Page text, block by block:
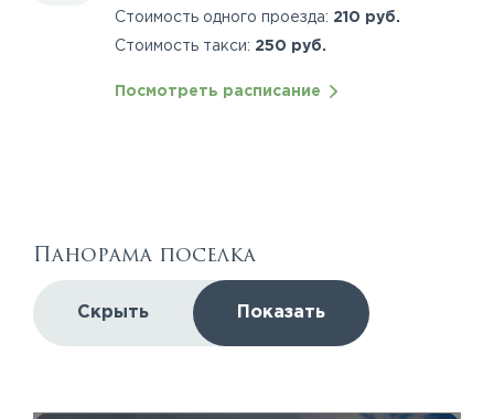
Стоимость одного проезда: 210 руб.
Стоимость такси: 250 руб.
Посмотреть расписание
Панорама поселка
Скрыть Показать